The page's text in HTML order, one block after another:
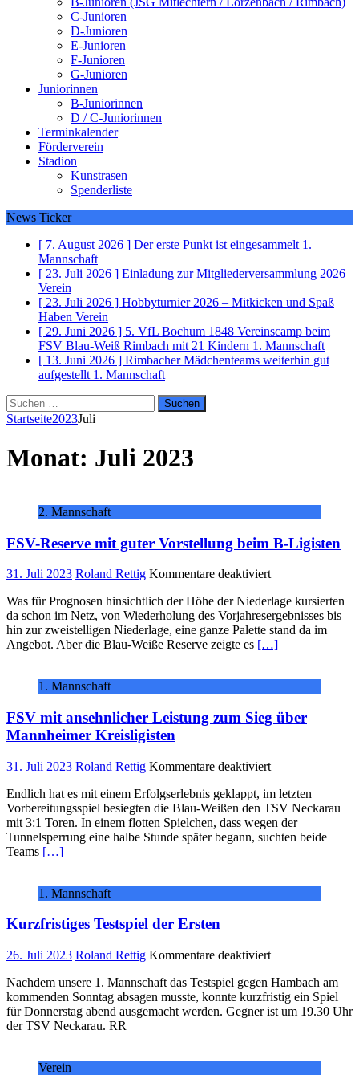
C-Junioren
D-Junioren
E-Junioren
F-Junioren
G-Junioren
Juniorinnen
B-Juniorinnen
D / C-Juniorinnen
Terminkalender
Förderverein
Stadion
Kunstrasen
Spenderliste
News Ticker
[ 7. August 2026 ] Der erste Punkt ist eingesammelt 1.
Mannschaft
[ 23. Juli 2026 ] Einladung zur Mitgliederversammlung 2026
Verein
[ 23. Juli 2026 ] Hobbyturnier 2026 – Mitkicken und Spaß
Haben Verein
[ 29. Juni 2026 ] 5. VfL Bochum 1848 Vereinscamp beim
FSV Blau-Weiß Rimbach mit 21 Kindern 1. Mannschaft
[ 13. Juni 2026 ] Rimbacher Mädchenteams weiterhin gut
aufgestellt 1. Mannschaft
Suchen
nach:
Startseite2023Juli
Monat: Juli 2023
2. Mannschaft
FSV-Reserve mit guter Vorstellung beim B-Ligisten
31. Juli 2023 Roland Rettig Kommentare deaktiviertfür
Reserve
mit
guter
Vorstellung
Was für Prognosen hinsichtlich der Höhe der Niederlage kursierten
da schon im Netz, von Wiederholung des Vorjahresergebnisses bis
hin zur zweistelligen Niederlage, eine ganze Palette stand da im
Angebot. Aber die Blau-Weiße Reserve zeigte es […]
1. Mannschaft
FSV mit ansehnlicher Leistung zum Sieg über
Mannheimer Kreisligisten
31. Juli 2023 Roland Rettig Kommentare deaktiviertfür
mit
ansehnlicher
Leistung
zum
Endlich hat es mit einem Erfolgserlebnis geklappt, im letzten
Vorbereitungsspiel besiegten die Blau-Weißen den TSV Neckarau
mit 3:1 Toren. In einem flotten Spielchen, dass wegen der
Tunnelsperrung eine halbe Stunde später begann, suchten beide
Teams […]
1. Mannschaft
Kurzfristiges Testspiel der Ersten
26. Juli 2023 Roland Rettig Kommentare deaktiviertfür
Testspiel
der
Ersten
Nachdem unsere 1. Mannschaft das Testspiel gegen Hambach am
kommenden Sonntag absagen musste, konnte kurzfristig ein Spiel
für Donnerstag abend ausgemacht werden. Gegner ist um 19.30 Uhr
der TSV Neckarau. RR
Verein